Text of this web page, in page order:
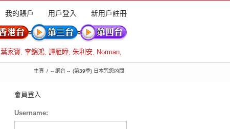
我的賬戶 用戶登入 新用戶註冊
葉家寶, 李錦鴻, 譚雁瞳, 朱利安, Norman,
主頁 -- 網台 -- (第39季) 日本咒怨凶間
會員登入
Username: